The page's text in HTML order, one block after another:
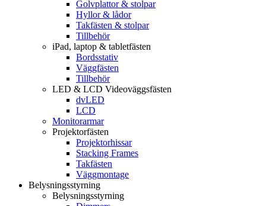
Golvplattor & stolpar
Hyllor & lådor
Takfästen & stolpar
Tillbehör
iPad, laptop & tabletfästen
Bordsstativ
Väggfästen
Tillbehör
LED & LCD Videoväggsfästen
dvLED
LCD
Monitorarmar
Projektorfästen
Projektorhissar
Stacking Frames
Takfästen
Väggmontage
Belysningsstyrning
Belysningsstyrning